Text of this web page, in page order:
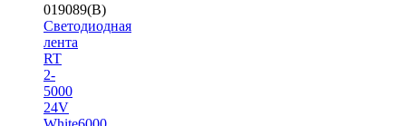
019089(B)
Светодиодная
лента
RT
2-
5000
24V